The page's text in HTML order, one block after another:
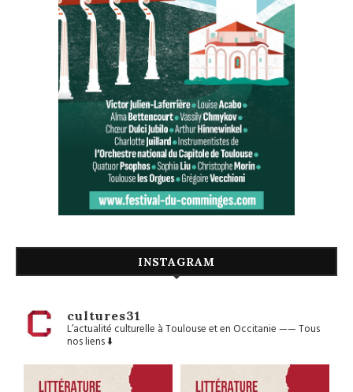
INSTAGRAM
cultures31
L’actualité culturelle à Toulouse et en Occitanie——Tous
nos liens ⬇️